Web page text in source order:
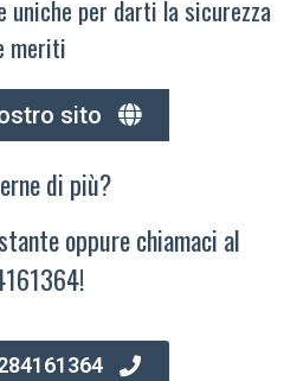
per darti la sicurezza
meriti
sito
di più?
oppure chiamaci al